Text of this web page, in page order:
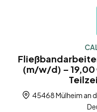
(m/w/d) –
45468 Mülheim an